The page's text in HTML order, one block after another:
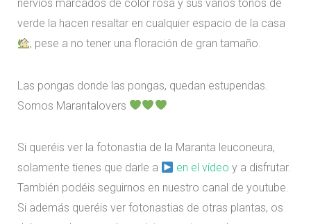
nervios marcados de color rosa y sus varios tonos de
verde la hacen resaltar en cualquier espacio de la casa
, pese a no tener una floración de gran tamaño.
Las pongas donde las pongas, quedan estupendas.
Somos Marantalovers
Si queréis ver la fotonastia de la Maranta leuconeura,
solamente tienes que darle a
en el vídeo y a disfrutar.
También podéis seguirnos en nuestro canal de youtube.
Si además queréis ver fotonastias de otras plantas, os